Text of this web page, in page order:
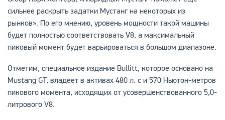
сильнее раскрыть задатки Мустанг на некоторых из
рынков». По его мнению, уровень мощности такой машины
будет полностью соответствовать V8, а максимальный
пиковый момент будет варьироваться в большом диапазоне.
Отметим, специальное издание Bullitt, которое основано на
Mustang GT, владеет в активах 480 л. с и 570 Ньютон-метров
пикового момента, исходящих от усовершенствованного 5,0-
литрового V8.